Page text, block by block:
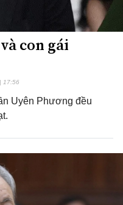
con gái
17:56
Uyên Phương đều